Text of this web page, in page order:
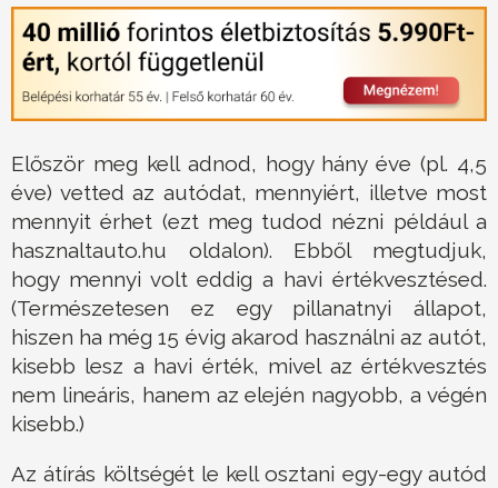
Először meg kell adnod, hogy hány éve (pl. 4,5
éve) vetted az autódat, mennyiért, illetve most
mennyit érhet (ezt meg tudod nézni például a
hasznaltauto.hu oldalon). Ebből megtudjuk,
hogy mennyi volt eddig a havi értékvesztésed.
(Természetesen ez egy pillanatnyi állapot,
hiszen ha még 15 évig akarod használni az autót,
kisebb lesz a havi érték, mivel az értékvesztés
nem lineáris, hanem az elején nagyobb, a végén
kisebb.)
Az átírás költségét le kell osztani egy-egy autód